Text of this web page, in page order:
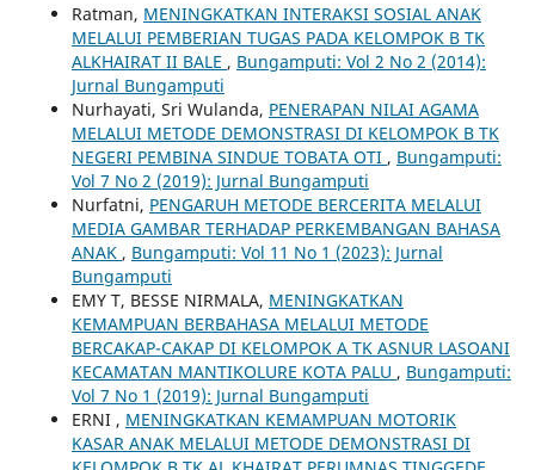
Ratman, MENINGKATKAN INTERAKSI SOSIAL ANAK
MELALUI PEMBERIAN TUGAS PADA KELOMPOK B TK
ALKHAIRAT II BALE , Bungamputi: Vol 2 No 2 (2014):
Jurnal Bungamputi
Nurhayati, Sri Wulanda, PENERAPAN NILAI AGAMA
MELALUI METODE DEMONSTRASI DI KELOMPOK B TK
NEGERI PEMBINA SINDUE TOBATA OTI , Bungamputi:
Vol 7 No 2 (2019): Jurnal Bungamputi
Nurfatni, PENGARUH METODE BERCERITA MELALUI
MEDIA GAMBAR TERHADAP PERKEMBANGAN BAHASA
ANAK , Bungamputi: Vol 11 No 1 (2023): Jurnal
Bungamputi
EMY T, BESSE NIRMALA, MENINGKATKAN
KEMAMPUAN BERBAHASA MELALUI METODE
BERCAKAP-CAKAP DI KELOMPOK A TK ASNUR LASOANI
KECAMATAN MANTIKOLURE KOTA PALU , Bungamputi:
Vol 7 No 1 (2019): Jurnal Bungamputi
ERNI , MENINGKATKAN KEMAMPUAN MOTORIK
KASAR ANAK MELALUI METODE DEMONSTRASI DI